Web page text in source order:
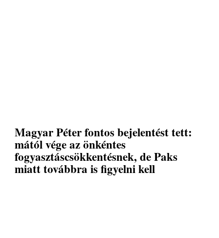
Magyar Péter fontos bejelentést tett:
mától vége az önkéntes
fogyasztáscsökkentésnek, de Paks
miatt továbbra is figyelni kell